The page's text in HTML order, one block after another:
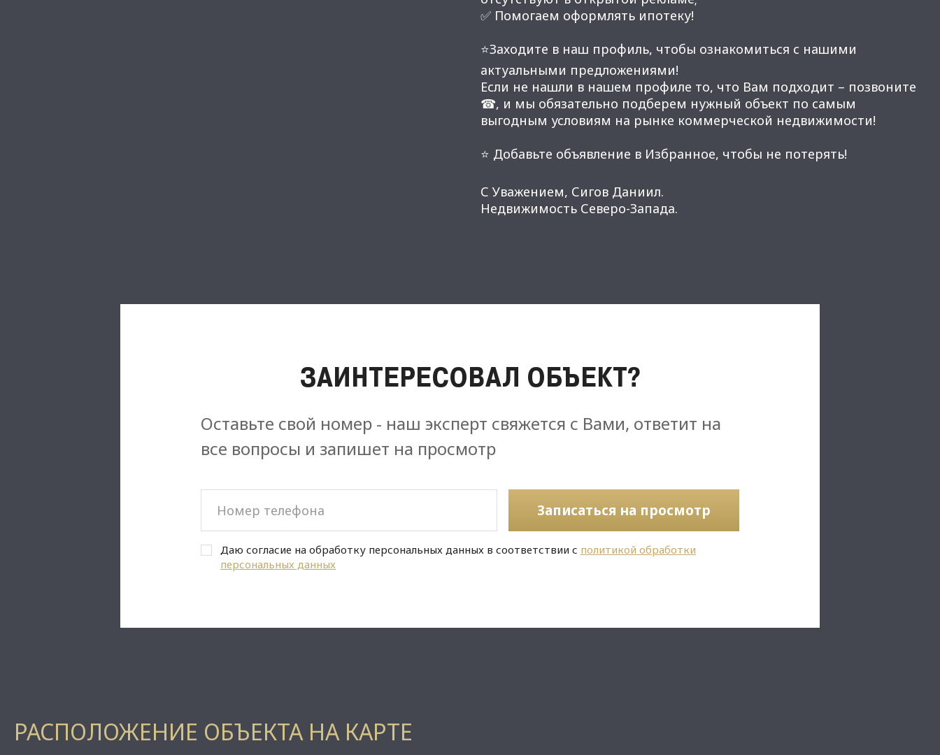
✅ Помогаем оформлять ипотеку!
⭐Заходите в наш профиль, чтобы ознакомиться с нашими
актуальными предложениями!
Если не нашли в нашем профиле то, что Вам подходит – позвоните
☎, и мы обязательно подберем нужный объект по самым
выгодным условиям на рынке коммерческой недвижимости!
⭐ Добавьте объявление в Избранное, чтобы не потерять!
С Уважением, Сигов Даниил.
Недвижимость Северо-Запада.
ЗАИНТЕРЕСОВАЛ ОБЪЕКТ?
Оставьте свой номер - наш эксперт свяжется с Вами, ответит на
все вопросы и запишет на просмотр
Записаться на просмотр
Даю согласие на обработку персональных данных в соответствии с политикой обработки
персональных данных
РАСПОЛОЖЕНИЕ ОБЪЕКТА НА КАРТЕ